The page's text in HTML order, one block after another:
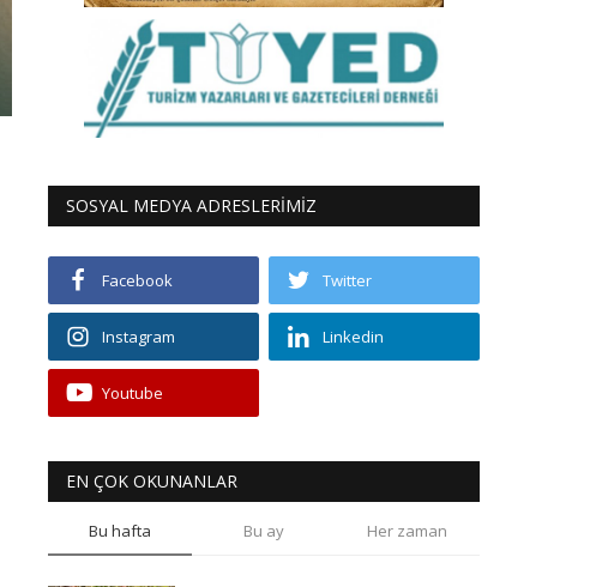
SOSYAL MEDYA ADRESLERİMİZ
Facebook Twitter
Instagram Linkedin
Youtube
EN ÇOK OKUNANLAR
Bu hafta Bu ay Her zaman